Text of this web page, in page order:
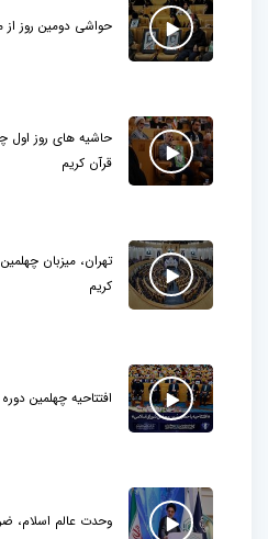
حواشی دومین روز از
حاشیه های روز اول
قرآن کریم
تهران، میزبان
کریم
افتتاحیه چهلمین
وحدت عالم اسلام،